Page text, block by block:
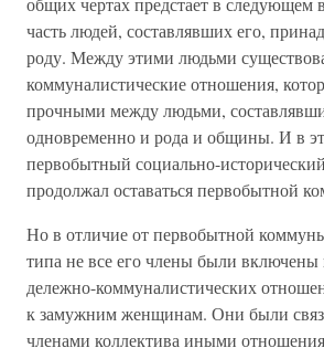
часть людей, составлявших его,
роду. Между этими людьми
коммуналистические отношения,
прочными между людьми,
одновременно и рода и общины. И в
первобытный социально-
продолжал оставаться первобытной
Но в отличие от первобытной
типа не все его члены были включены
дележно-коммуналистических
к замужним женщинам. Они были
членами коллектива иными